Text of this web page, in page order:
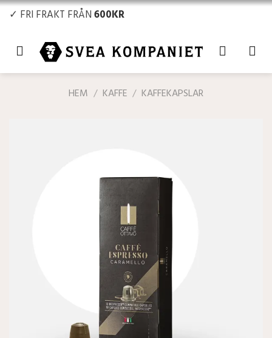
Skip✓ FRI FRAKT FRÅN600KR
HEM / KAFFE / KAFFEKAPSLAR